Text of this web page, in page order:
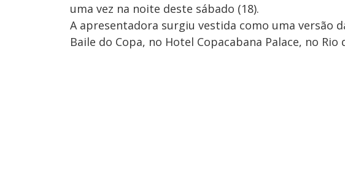
uma vez na noite deste sábado (18).
A apresentadora surgiu vestida como uma versão
Baile do Copa, no Hotel Copacabana Palace, no Rio